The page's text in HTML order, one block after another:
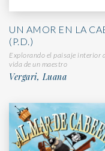
UN AMOR EN LA
(P.D.)
Explorando el paisaje interior
vida de un maestro
Vergari, Luana